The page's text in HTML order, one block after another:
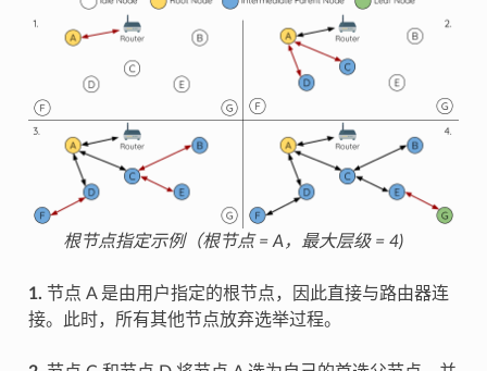
根节点指定示例（根节点 = A，最大层级 = 4)
1. 节点 A 是由用户指定的根节点，因此直接与路由器连
接。此时，所有其他节点放弃选举过程。